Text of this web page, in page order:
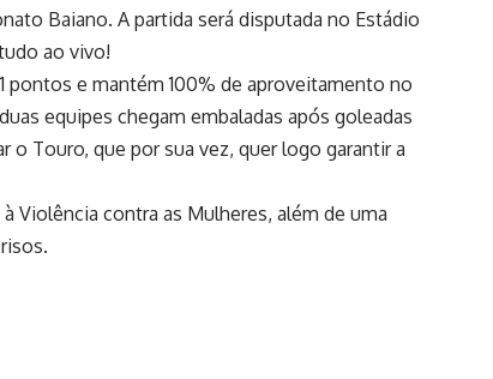
Baiano. A partida será disputada no Estádio
ao vivo!
pontos e mantém 100% de aproveitamento no
equipes chegam embaladas após goleadas
o Touro, que por sua vez, quer logo garantir a
Violência contra as Mulheres, além de uma